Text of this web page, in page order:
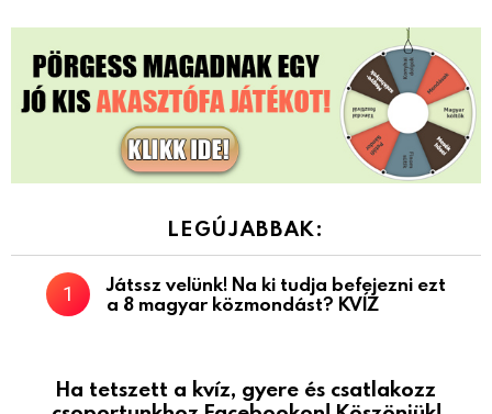
LEGÚJABBAK:
Játssz velünk! Na ki tudja befejezni ezt
a 8 magyar közmondást? KVÍZ
Ha tetszett a kvíz, gyere és csatlakozz